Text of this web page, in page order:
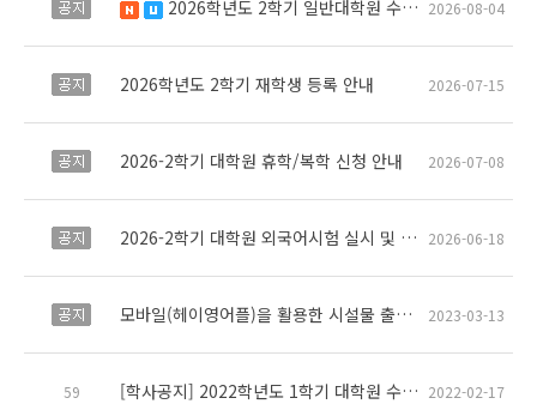
공지 새 글수정됨2026학년도 2학기 일반대학원 수강신청 일정 및 유의사항 안내 2026-08-04
공지 2026학년도 2학기 재학생 등록 안내 2026-07-15
공지 2026-2학기 대학원 휴학/복학 신청 안내 2026-07-08
공지 2026-2학기 대학원 외국어시험 실시 및 면제서류 제출 안내 2026-06-18
공지 모바일(헤이영어플)을 활용한 시설물 출입 기능 사용 안내 2023-03-13
59 [학사공지] 2022학년도 1학기 대학원 수강신청 수강허용확인서 제출 안내 2022-02-17